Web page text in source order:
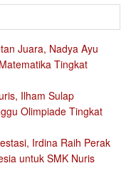
Juara, Nadya Ayu
Tingkat
Ilham Sulap
Olimpiade Tingkat
Irdina Raih Perak
untuk SMK Nuris